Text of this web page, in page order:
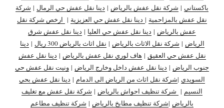
باكستاني | شركة نقل عفش بالرياض | دينا نقل عفش حي الرمال | شركة
نقل عفش بالمزاحمية | دينا نقل عفش حي العزيزية | ارخص شركة نقل
عفش بالرياض | دينا نقل عفش حي العليا | دينا نقل عفش شرق
الرياض | شركة نقل الاثاث بالرياض | نقل اثاث بالرياض 300 ريال | دينا
نقل عفش حي العقيق | هاف لوري نقل عفش بالرياض | دينا نقل عفش
جنوب الرياض | دينا نقل عفش داخل وخارج الرياض | ونيت نقل عفش حي
السويدي |شركة نقل اثاث من الرياض الى الدمام | دينا نقل عفش بحي
النسيم | شركة تنظيف احواش بالرياض | شركة نقل عفش مع تغليف
بالرياض |شركة تنظيف مطابخ بالرياض | شركة تنظيف مطاعم